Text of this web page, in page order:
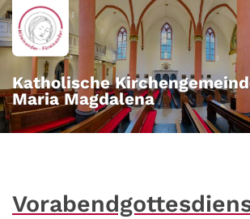
Zum Inhalt springen
Katholische
Maria Magdalena